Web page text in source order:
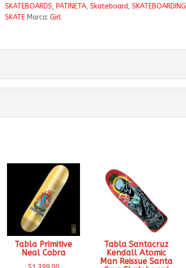
SKATEBOARDS, PATINETA,Skateboard,SKATEBOARDING
SKATE Marca:Girl
Tabla Primitive
Neal Cobra
Tabla Santacruz
Kendall Atomic
Man Reissue Santa